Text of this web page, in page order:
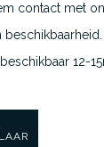
contact met
12-